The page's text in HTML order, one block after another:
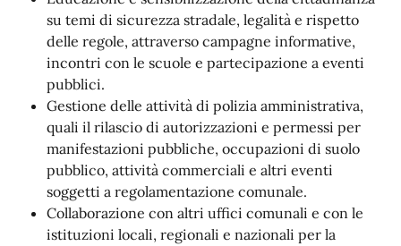
su temi di sicurezza stradale, legalità e rispetto
delle regole, attraverso campagne informative,
incontri con le scuole e partecipazione a eventi
pubblici.
Gestione delle attività di polizia amministrativa,
quali il rilascio di autorizzazioni e permessi per
manifestazioni pubbliche, occupazioni di suolo
pubblico, attività commerciali e altri eventi
soggetti a regolamentazione comunale.
Collaborazione con altri uffici comunali e con le
istituzioni locali, regionali e nazionali per la